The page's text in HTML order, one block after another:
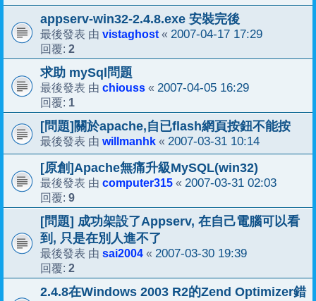
appserv-win32-2.4.8.exe 安裝完後
最後發表 由 vistaghost « 2007-04-17 17:29
回覆: 2
求助 mySql問題
最後發表 由 chiouss « 2007-04-05 16:29
回覆: 1
[問題]關於apache,自已flash網頁按鈕不能按
最後發表 由 willmanhk « 2007-03-31 10:14
[原創]Apache無痛升級MySQL(win32)
最後發表 由 computer315 « 2007-03-31 02:03
回覆: 9
[問題] 成功架設了Appserv, 在自己電腦可以看
到, 只是在別人進不了
最後發表 由 sai2004 « 2007-03-30 19:39
回覆: 2
2.4.8在Windows 2003 R2的Zend Optimizer錯